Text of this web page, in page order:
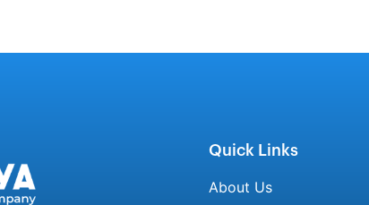
Quick Links
About Us